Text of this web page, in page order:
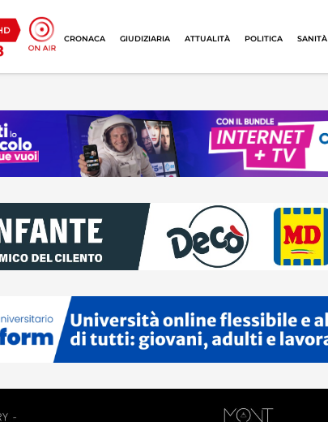
CRONACA GIUDIZIARIA ATTUALITÀ POLITICA SANITÀ